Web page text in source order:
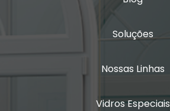
Porta de giro 2 folhas alumínio
Soluções
Nossas Linhas
Vidros Especiais